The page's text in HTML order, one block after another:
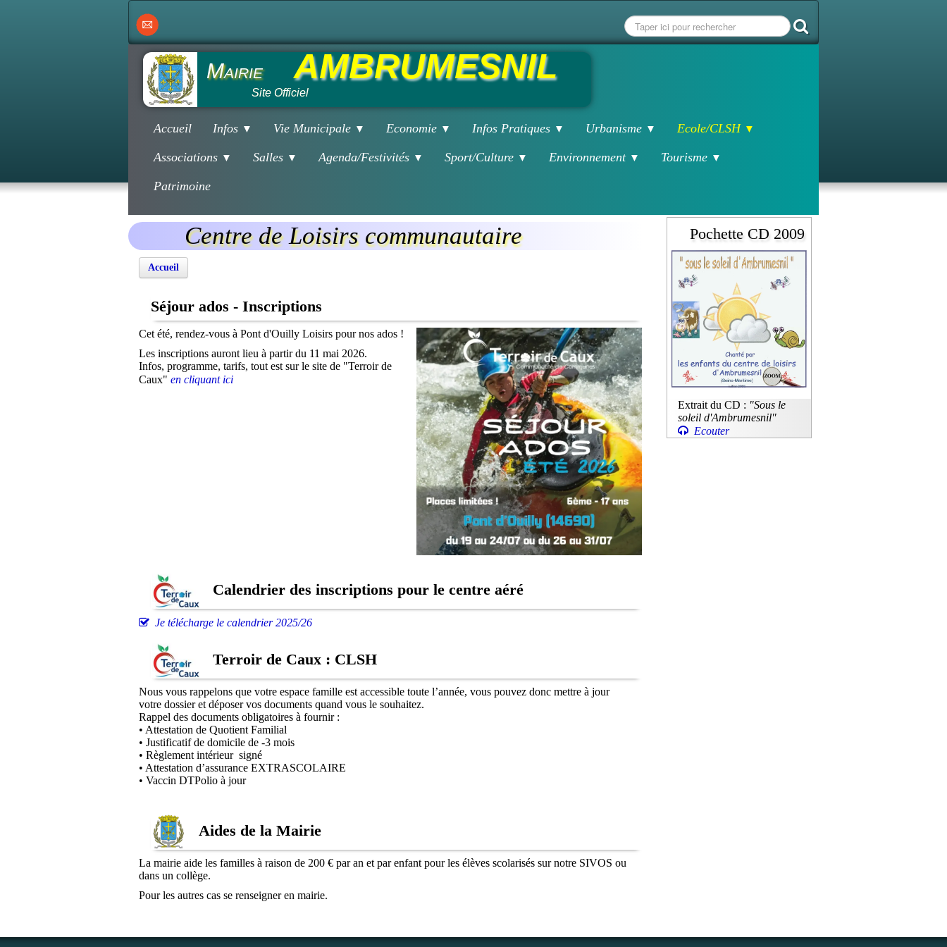
Mairie AMBRUMESNIL
Site Officiel
Accueil Infos ▼ Vie Municipale ▼ Economie ▼ Infos Pratiques ▼ Urbanisme ▼ Ecole/CLSH ▼
Associations ▼ Salles ▼ Agenda/Festivités ▼ Sport/Culture ▼ Environnement ▼ Tourisme ▼
Patrimoine
Centre de Loisirs communautaire
Accueil
Séjour ados - Inscriptions
Cet été, rendez-vous à Pont d'Ouilly Loisirs pour nos ados !
Les inscriptions auront lieu à partir du 11 mai 2026.
Infos, programme, tarifs, tout est sur le site de "Terroir de
Caux" en cliquant ici
Calendrier des inscriptions pour le centre aéré
Je télécharge le calendrier 2025/26
Terroir de Caux : CLSH
Nous vous rappelons que votre espace famille est accessible toute l’année, vous pouvez donc mettre à jour
votre dossier et déposer vos documents quand vous le souhaitez.
Rappel des documents obligatoires à fournir :
• Attestation de Quotient Familial
• Justificatif de domicile de -3 mois
• Règlement intérieur signé
• Attestation d’assurance EXTRASCOLAIRE
• Vaccin DTPolio à jour
Aides de la Mairie
La mairie aide les familles à raison de 200 € par an et par enfant pour les élèves scolarisés sur notre SIVOS ou
dans un collège.
Pour les autres cas se renseigner en mairie.
Pochette CD 2009
Extrait du CD : "Sous le
soleil d'Ambrumesnil"
Ecouter